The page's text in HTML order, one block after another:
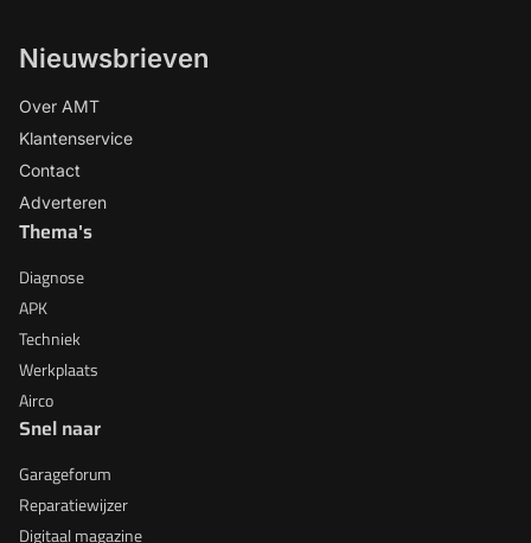
Nieuwsbrieven
Over AMT
Klantenservice
Contact
Adverteren
Thema's
Diagnose
APK
Techniek
Werkplaats
Airco
Snel naar
Garageforum
Reparatiewijzer
Digitaal magazine